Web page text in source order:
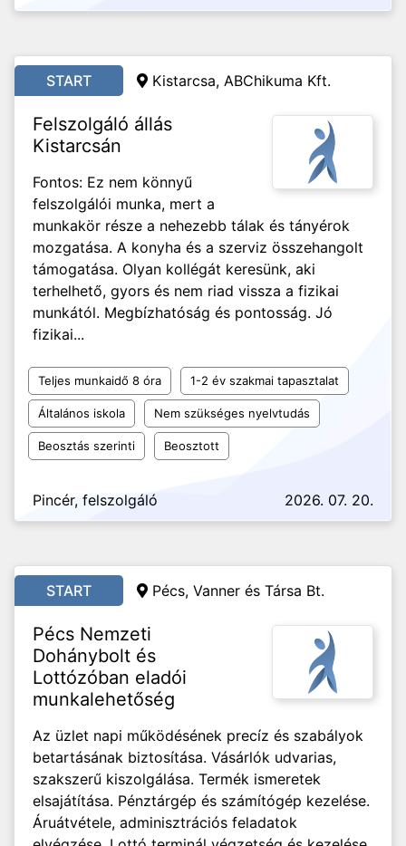
START Kistarcsa, ABChikuma Kft.
Felszolgáló állás
Kistarcsán
Fontos: Ez nem könnyű
felszolgálói munka, mert a
munkakör része a nehezebb tálak és tányérok
mozgatása. A konyha és a szerviz összehangolt
támogatása. Olyan kollégát keresünk, aki
terhelhető, gyors és nem riad vissza a fizikai
munkától. Megbízhatóság és pontosság. Jó
fizikai...
Teljes munkaidő 8 óra 1-2 év szakmai tapasztalat
Általános iskola Nem szükséges nyelvtudás
Beosztás szerinti Beosztott
Pincér, felszolgáló 2026. 07. 20.
START Pécs, Vanner és Társa Bt.
Pécs Nemzeti
Dohánybolt és
Lottózóban eladói
munkalehetőség
Az üzlet napi működésének precíz és szabályok
betartásának biztosítása. Vásárlók udvarias,
szakszerű kiszolgálása. Termék ismeretek
elsajátítása. Pénztárgép és számítógép kezelése.
Áruátvétele, adminisztrációs feladatok